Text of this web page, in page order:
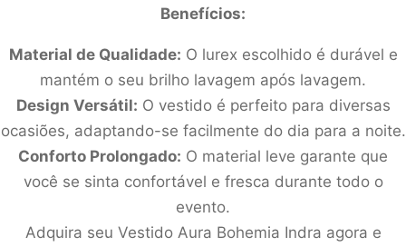
Benefícios:
Material de Qualidade: O lurex escolhido é durável e
mantém o seu brilho lavagem após lavagem.
Design Versátil: O vestido é perfeito para diversas
ocasiões, adaptando-se facilmente do dia para a noite.
Conforto Prolongado: O material leve garante que
você se sinta confortável e fresca durante todo o
evento.
Adquira seu Vestido Aura Bohemia Indra agora e